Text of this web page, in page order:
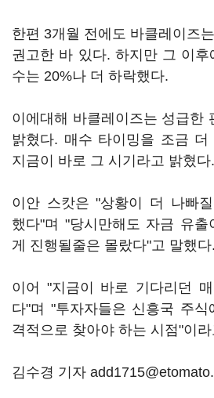
한편 3개월 전에도 바클레이즈
권고한 바 있다. 하지만 그 이후
수는 20%나 더 하락했다.
이에대해 바클레이즈는 성급한
밝혔다. 매수 타이밍을 조금
지금이 바로 그 시기라고 밝혔다.
이안 스캇은 "상황이 더 나빠
했다"며 "당시만해도 자금 유
게 진행될줄은 몰랐다"고 말했다.
이어 "지금이 바로 기다리던
다"며 "투자자들은 신흥국 주
격적으로 찾아야 하는 시점"이
김수경 기자